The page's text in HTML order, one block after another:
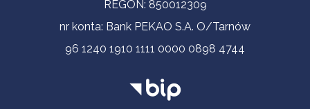
REGON: 850012309
nr konta: Bank PEKAO S.A. O/Tarnów
96 1240 1910 1111 0000 0898 4744